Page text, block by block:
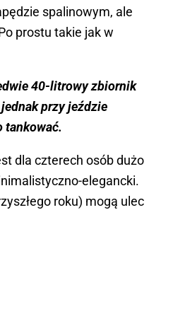
spalinowym, ale
prostu takie jak w
40-litrowy zbiornik
przy jeździe
tankować.
dla czterech osób dużo
elegancki.
roku) mogą ulec